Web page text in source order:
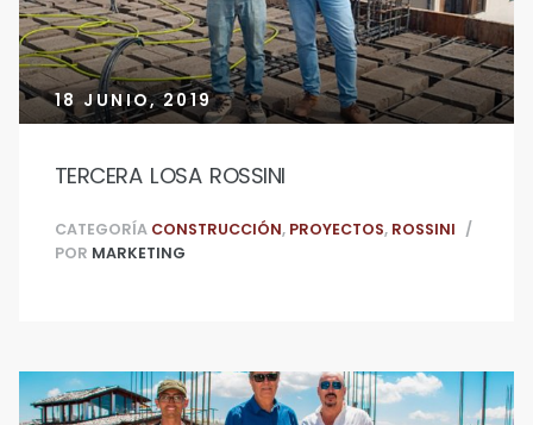
18 JUNIO, 2019
TERCERA LOSA ROSSINI
CATEGORÍA CONSTRUCCIÓN, PROYECTOS, ROSSINI
POR MARKETING